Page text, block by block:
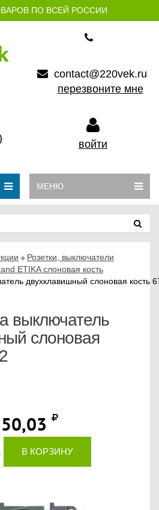
ПО ВСЕЙ РОССИИ
contact@220vek.ru
перезвоните мне
войти
МЕНЮ
Розетки, выключатели
ETIKA слоновая кость
двухклавишный слоновая кость
выключатель
слоновая
В КОРЗИНУ